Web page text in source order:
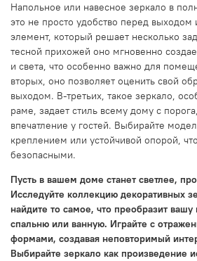
Напольное или навесное зеркало в
это не просто удобство перед
элемент, который решает несколько
тесной прихожей оно мгновенно
и света, что особенно важно для
вторых, оно позволяет оценить свой
выходом. В-третьих, такое зеркало,
раме, задает стиль всему дому с
впечатление у гостей. Выбирайте
креплением или устойчивой опорой,
безопасными.
Пусть в вашем доме станет светлее,
Исследуйте коллекцию декоративных
найдите то самое, что преобразит
спальню или ванную. Играйте с
формами, создавая неповторимый
Выбирайте зеркало как произведение